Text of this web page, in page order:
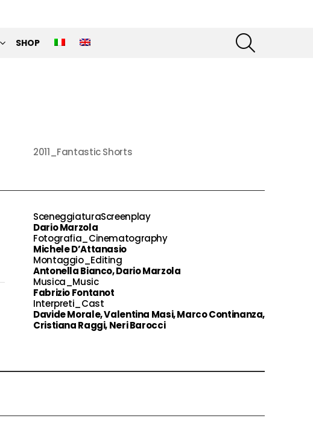
SHOP
2011_Fantastic Shorts
SceneggiaturaScreenplay
Dario Marzola
Fotografia_Cinematography
Michele D’Attanasio
Montaggio_Editing
Antonella Bianco, Dario Marzola
Musica_Music
Fabrizio Fontanot
Interpreti_Cast
Davide Morale, Valentina Masi, Marco Continanza,
Cristiana Raggi, Neri Barocci